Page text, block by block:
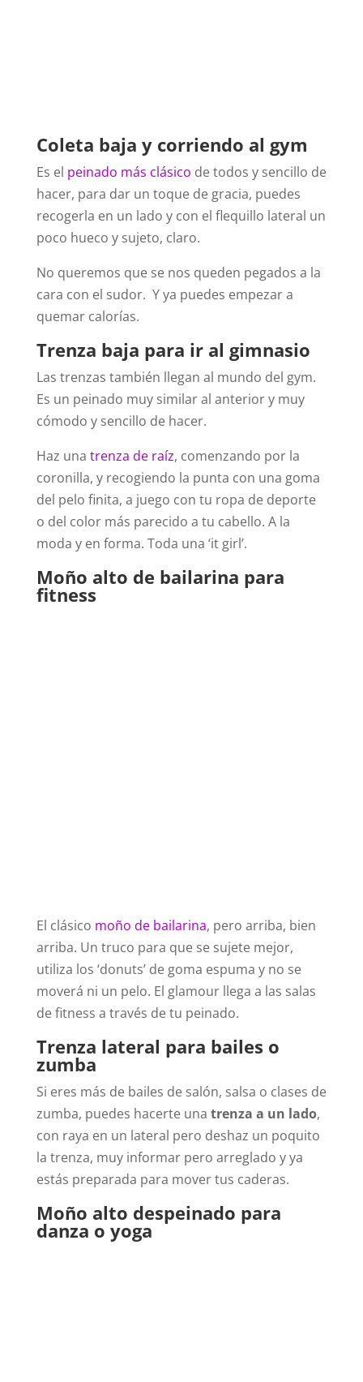
Coleta baja y corriendo al gym
Es el peinado más clásico de todos y sencillo de
hacer, para dar un toque de gracia, puedes
recogerla en un lado y con el flequillo lateral un
poco hueco y sujeto, claro.
No queremos que se nos queden pegados a la
cara con el sudor. Y ya puedes empezar a
quemar calorías.
Trenza baja para ir al gimnasio
Las trenzas también llegan al mundo del gym.
Es un peinado muy similar al anterior y muy
cómodo y sencillo de hacer.
Haz una trenza de raíz, comenzando por la
coronilla, y recogiendo la punta con una goma
del pelo finita, a juego con tu ropa de deporte
o del color más parecido a tu cabello. A la
moda y en forma. Toda una ‘it girl’.
Moño alto de bailarina para
fitness
El clásico moño de bailarina, pero arriba, bien
arriba. Un truco para que se sujete mejor,
utiliza los ‘donuts’ de goma espuma y no se
moverá ni un pelo. El glamour llega a las salas
de fitness a través de tu peinado.
Trenza lateral para bailes o
zumba
Si eres más de bailes de salón, salsa o clases de
zumba, puedes hacerte una trenza a un lado,
con raya en un lateral pero deshaz un poquito
la trenza, muy informar pero arreglado y ya
estás preparada para mover tus caderas.
Moño alto despeinado para
danza o yoga